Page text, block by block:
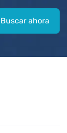
Buscar ahora